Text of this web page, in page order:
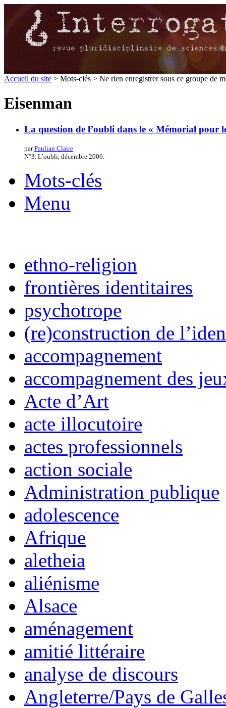
Accueil du site > Mots-clés > Ne rien enregistrer sous ce groupe de
Eisenman
La question de l’oubli dans le « Mémorial pour
parPaulian Claire
N°3. L’oubli, décembre 2006.
Mots-clés
Menu
ethno-religion
frontières identitaires
psychotrope
(re)construction de
accompagnement
accompagnement des
Acte d’Art
acte illocutoire
actes professionnels
action sociale
Administration publique
adolescence
Afrique
aletheia
aliénisme
Alsace
aménagement
amitié littéraire
analyse de discours
Angleterre/Pays de